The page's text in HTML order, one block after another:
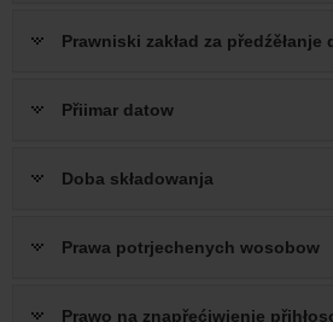
Prawniski zakład za předźěłanje
Přiimar datow
Doba składowanja
Prawa potrjechenych wosobow
Prawo na znapřećiwjenje